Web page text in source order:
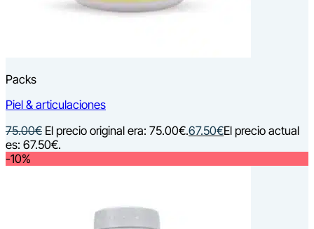
Packs
Piel & articulaciones
75.00€ El precio original era: 75.00€.67.50€El precio actual
es: 67.50€.
-10%